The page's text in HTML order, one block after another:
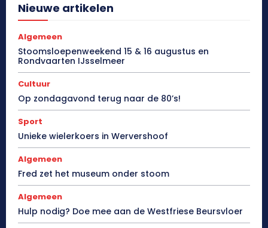
Nieuwe artikelen
Algemeen
Stoomsloepenweekend 15 & 16 augustus en
Rondvaarten IJsselmeer
Cultuur
Op zondagavond terug naar de 80’s!
Sport
Unieke wielerkoers in Wervershoof
Algemeen
Fred zet het museum onder stoom
Algemeen
Hulp nodig? Doe mee aan de Westfriese Beursvloer